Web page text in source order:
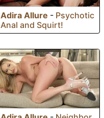
Adira Allure - Psychotic
Anal and Squirt!